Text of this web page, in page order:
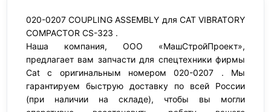
020-0207 COUPLING ASSEMBLY для CAT VIBRATORY
COMPACTOR CS-323 .
Наша компания, ООО «МашСтройПроект»,
предлагает вам запчасти для спецтехники фирмы
Cat с оригинальным номером 020-0207 . Мы
гарантируем быструю доставку по всей России
(при наличии на складе), чтобы вы могли